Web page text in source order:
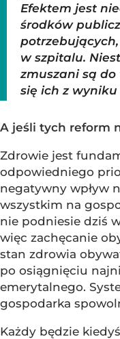
Efektem jest
środków
w szpitalu.
zmuszani są
się ich z
A jeśli tych reform
Zdrowie jest
odpowiedniego
negatywny wpływ
wszystkim na
nie podniesie dziś
więc zachęcanie
stan zdrowia
po osiągnięciu
emerytalnego.
gospodarka
Każdy będzie